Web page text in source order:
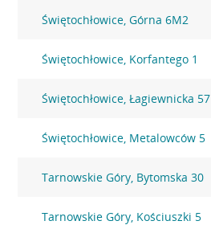
Świętochłowice, Górna 6M2
Świętochłowice, Korfantego 1
Świętochłowice, Łagiewnicka 57
Świętochłowice, Metalowców 5
Tarnowskie Góry, Bytomska 30
Tarnowskie Góry, Kościuszki 5